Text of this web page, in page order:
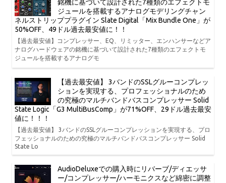
銘機に基づいて設計された7種類のエフェクトモ
ジュールを搭載するアナログモデリングチャン
ネルストリッププラグイン Slate Digital「Mix Bundle One」が
50%OFF、49ドル過去最安値に！！
【過去最安値】コンプレッサー、EQ、リミッター、エンハンサーなどア
ナログハードウェアの銘機に基づいて設計された7種類のエフェクトモ
ジュールを搭載するアナログモ
【過去最安値】 3バンドのSSLグルーコンプレッ
ションを実現する、プロフェッショナルのため
の究極のマルチバンドバスコンプレッサー Solid
State Logic「G3 MultiBusComp」が71%OFF、29ドル過去最安
値に！！！
【過去最安値】 3バンドのSSLグルーコンプレッションを実現する、プロ
フェッショナルのための究極のマルチバンドバスコンプレッサー Solid
State Lo
AudioDeluxeでの購入時にリバーブ/ディエッサ
ー/コンプレッサー/ハーモニクスなど綿密に調整